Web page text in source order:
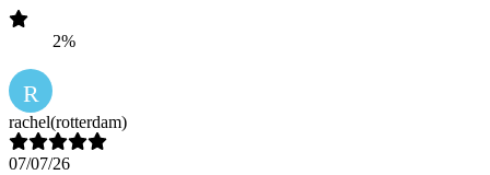
2%
R
rachel(rotterdam)
07/07/26